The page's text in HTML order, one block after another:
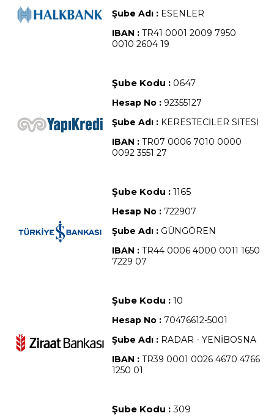
Şube Adı :ESENLER
IBAN :TR41 0001 2009 7950
0010 2604 19
Şube Kodu :0647
Hesap No : 92355127
Şube Adı :KERESTECİLER SİTESİ
IBAN :TR07 0006 7010 0000
0092 3551 27
Şube Kodu :1165
Hesap No : 722907
Şube Adı :GÜNGÖREN
IBAN :TR44 0006 4000 0011 1650
7229 07
Şube Kodu :10
Hesap No : 70476612-5001
Şube Adı :RADAR - YENİBOSNA
IBAN :TR39 0001 0026 4670 4766
1250 01
Şube Kodu :309